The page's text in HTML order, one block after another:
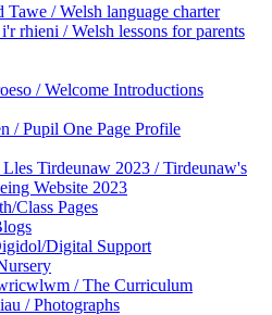
Tawe / Welsh language charter
rhieni / Welsh lessons for parents
/ Welcome Introductions
/ Pupil One Page Profile
Tirdeunaw 2023 / Tirdeunaw's
Website 2023
Class Pages
Digital Support
/ The Curriculum
/ Photographs